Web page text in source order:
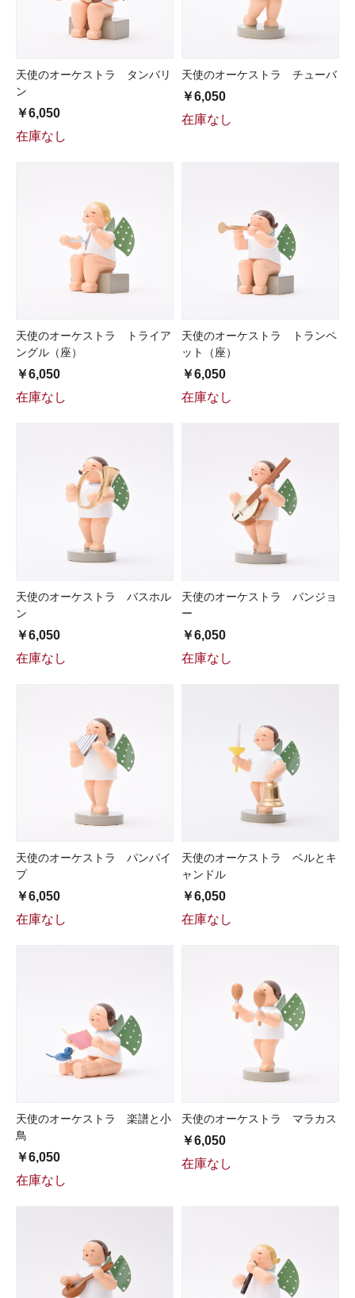
天使のオーケストラ タンバリ
ン
￥6,050
在庫なし
天使のオーケストラ チューバ
￥6,050
在庫なし
天使のオーケストラ トライア
ングル（座）
￥6,050
在庫なし
天使のオーケストラ トランペ
ット（座）
￥6,050
在庫なし
天使のオーケストラ バスホル
ン
￥6,050
在庫なし
天使のオーケストラ バンジョ
ー
￥6,050
在庫なし
天使のオーケストラ パンパイ
プ
￥6,050
在庫なし
天使のオーケストラ ベルとキ
ャンドル
￥6,050
在庫なし
天使のオーケストラ 楽譜と小
鳥
￥6,050
在庫なし
天使のオーケストラ マラカス
￥6,050
在庫なし